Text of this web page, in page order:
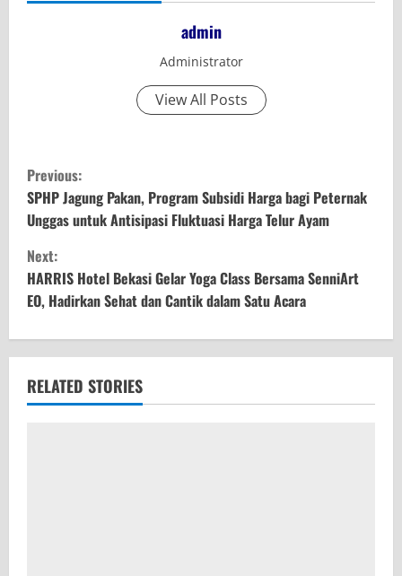
admin
Administrator
View All Posts
C
o
n
t
i
n
u
Previous:
SPHP Jagung Pakan, Program Subsidi Harga bagi Peternak
Unggas untuk Antisipasi Fluktuasi Harga Telur Ayam
Next:
HARRIS Hotel Bekasi Gelar Yoga Class Bersama SenniArt
EO, Hadirkan Sehat dan Cantik dalam Satu Acara
RELATED STORIES